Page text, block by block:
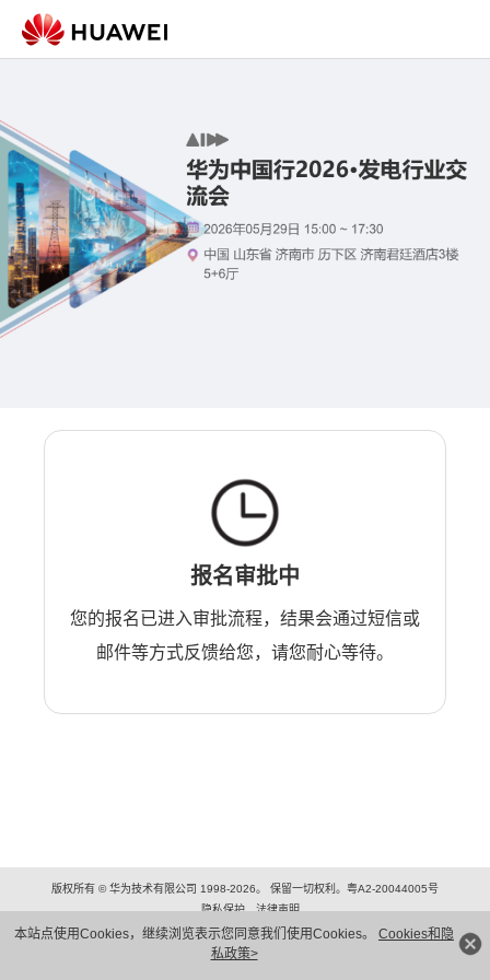
本站点使用Cookies，继续浏览表示您同意我们使用Cookies。 Cookies和隐
私政策>
报名审批中
您的报名已进入审批流程，结果会通过短信或
邮件等方式反馈给您，请您耐心等待。
版权所有 © 华为技术有限公司 1998-2026。 保留一切权利。粤A2-20044005号
隐私保护
法律声明